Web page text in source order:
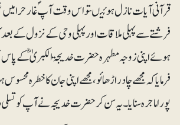
قرآنی آیات نازل ہوئیںتو اس وقت آپؐ غار حرا میں
فرشتے سے پہلی ملاقات اور پہلی وحی کے نزول کے
ہوئے اپنی زوجہ مطہرہ حضرت خدیجۃ الکبریٰؓ کے
فرمایاکہ مجھے چادر اڑھائو، مجھے اپنی جان کا خطرہ
پورا ماجرہ سنایا۔ یہ سن کر حضرت خدیجہ نے آپ کو